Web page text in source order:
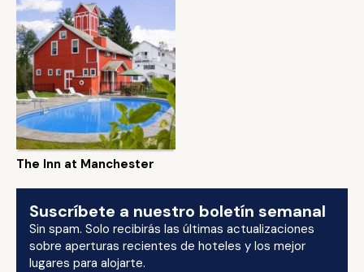
The Inn at Manchester
Suscríbete a nuestro boletín semanal
Sin spam. Solo recibirás las últimas actualizaciones
sobre aperturas recientes de hoteles y los mejor
lugares para alojarte.